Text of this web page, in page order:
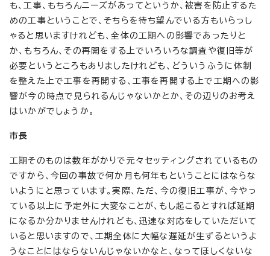
も、工事、もちろんニーズがあってというか、被害を防止するた
めの工事ということで、そちらを待ち望んでいる方もいらっし
ゃると思いますけれども、全体の工期への影響であったりと
か、もちろん、その再開をする上でいろいろな調査や復旧等が
必要というところもありましたけれども、どういうふうに体制
を整えた上で工事を再開する、工事を再開する上で工期への影
響が今の時点で見られるんじゃないかとか、その辺りのお考え
はいかがでしょうか。
市長
工期そのものは数年がかりで元々セッティングされているもの
ですから、今回の事故で何か月も何年もということにはならな
いようにと思っています。実際、ただ、今の復旧工事が、今やっ
ている以上に予定外に大変なことが、もし起こるとすれば延期
になるか分かりませんけれども、迅速な対応をしていただいて
いると思いますので、工期全体に大幅な遅延が生ずるというよ
うなことにはならないんじゃないかなと、なってほしくないな